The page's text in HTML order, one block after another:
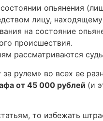
опьянения
лицу,
на состояние
происшествия.
рассматриваются
рулем» во всех ее
от 45 000 рублей (и
то избежать